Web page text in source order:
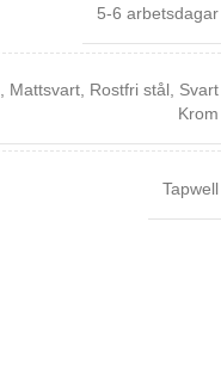
5-6 arbetsdagar
Mattsvart Rostfri stål Svart
Krom
Tapwell